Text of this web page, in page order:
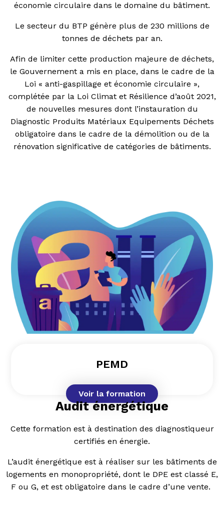
économie circulaire dans le domaine du bâtiment.
Le secteur du BTP génère plus de 230 millions de
tonnes de déchets par an.
Afin de limiter cette production majeure de déchets,
le Gouvernement a mis en place, dans le cadre de la
Loi « anti-gaspillage et économie circulaire »,
complétée par la Loi Climat et Résilience d’août 2021,
de nouvelles mesures dont l’instauration du
Diagnostic Produits Matériaux Equipements Déchets
obligatoire dans le cadre de la démolition ou de la
rénovation significative de catégories de bâtiments.
PEMD
Voir la formation
Audit énergétique
Cette formation est à destination des diagnostiqueur
certifiés en énergie.
L’audit énergétique est à réaliser sur les bâtiments de
logements en monopropriété, dont le DPE est classé E,
F ou G, et est obligatoire dans le cadre d’une vente.